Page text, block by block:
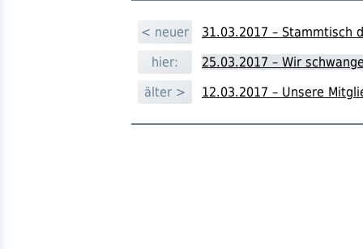
< neuer
31.03.2017 – Stammtisch
hier:
25.03.2017 – Wir
älter >
12.03.2017 – Unsere